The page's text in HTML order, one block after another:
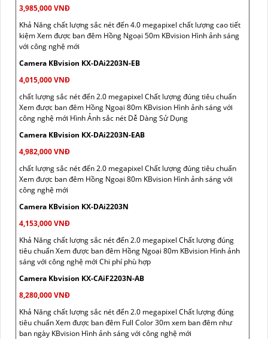
3,985,000 VNĐ
Khả Năng chất lượng sắc nét đến 4.0 megapixel chất lượng cao tiết
kiệm Xem được ban đêm Hồng Ngoại 50m KBvision Hình ảnh sáng
với công nghệ mới
Camera KBvision KX-DAi2203N-EB
4,015,000 VNĐ
chất lượng sắc nét đến 2.0 megapixel Chất lượng đúng tiêu chuẩn
Xem được ban đêm Hồng Ngoại 80m KBvision Hình ảnh sáng với
công nghệ mới Hình Ảnh sắc nét Dễ Dàng Sử Dụng
Camera KBvision KX-DAi2203N-EAB
4,982,000 VNĐ
chất lượng sắc nét đến 2.0 megapixel Chất lượng đúng tiêu chuẩn
Xem được ban đêm Hồng Ngoại 80m KBvision Hình ảnh sáng với
công nghệ mới
Camera KBvision KX-DAi2203N
4,153,000 VNĐ
Khả Năng chất lượng sắc nét đến 2.0 megapixel Chất lượng đúng
tiêu chuẩn Xem được ban đêm Hồng Ngoại 80m KBvision Hình ảnh
sáng với công nghệ mới Chi phí phù hợp
Camera Kbvision KX-CAiF2203N-AB
8,280,000 VNĐ
Khả Năng chất lượng sắc nét đến 2.0 megapixel Chất lượng đúng
tiêu chuẩn Xem được ban đêm Full Color 30m xem ban đêm như
ban ngày KBvision Hình ảnh sáng với công nghệ mới